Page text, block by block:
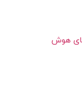
هوش